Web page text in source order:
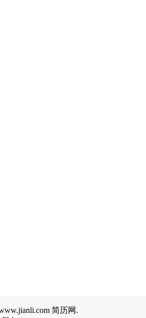
简历网.